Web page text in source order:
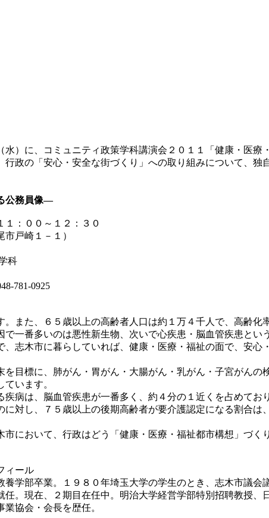
）に、コミュニティ政策学科講演会２０１１「健康・医
政の「安心・安全な街づくり」への取り組みについて、独
公務員像―
：００～１２：３０
戸崎１－１）
科
781-0925
また、６５歳以上の高齢者人口は約１万４千人で、高齢
一番多いのは悪性新生物、次いで心疾患・脳血管疾患とい
志木市に暮らしていれば、健康・医療・福祉の面で、安
目標に、肺がん・胃がん・大腸がん・乳がん・子宮がん
います。
病は、脳血管疾患が一番多く、約４分の１近くを占めて
対し、７５歳以上の後期高齢者が要介護認定になる割合
において、行政はどう「健康・医療・福祉都市構想」づ
ィール
学部卒業。１９８０年埼玉大学の学生のとき、志木市議
任。現在、２期目在任中。明治大学経営学部特別招聘教授
協会・会長を歴任。